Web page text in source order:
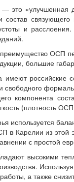
это «улучшенная
состав
и
ОСП
большие
российские
свободного
компонента
(плотность
используется
в Карелии из этой
с простой
высокими
а также